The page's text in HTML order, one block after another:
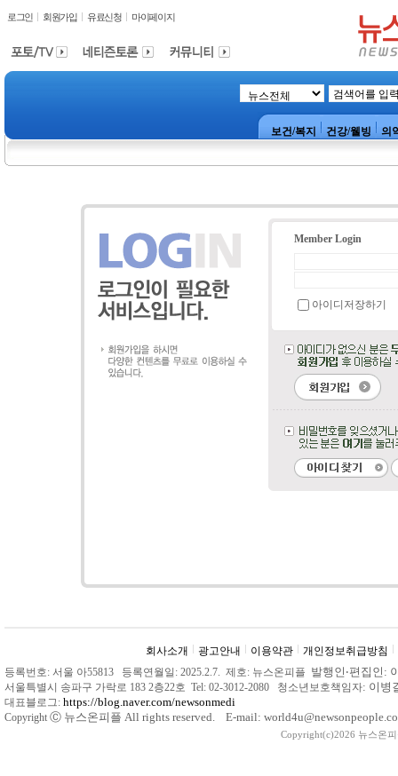
로그인 회원가입 유료신청 마이페이지
보건/복지 건강/웰빙 의
Member Login
아이디저장하기
회사소개 광고안내 이용약관
개인정보취급방침
등록번호: 서울 아55813 등록연월일: 2025.2.7. 제호: 뉴스온피플 발행인 ‧편집인:
서울특별시 송파구 가락로 183 2층22호 Tel: 02-3012-2080 청소년보호책임자: 이
대표블로그: https://blog.naver.com/newsonmedi
Copyright Ⓒ 뉴스온피플 All rights reserved. E-mail:
Copyright(c)2026 뉴스온